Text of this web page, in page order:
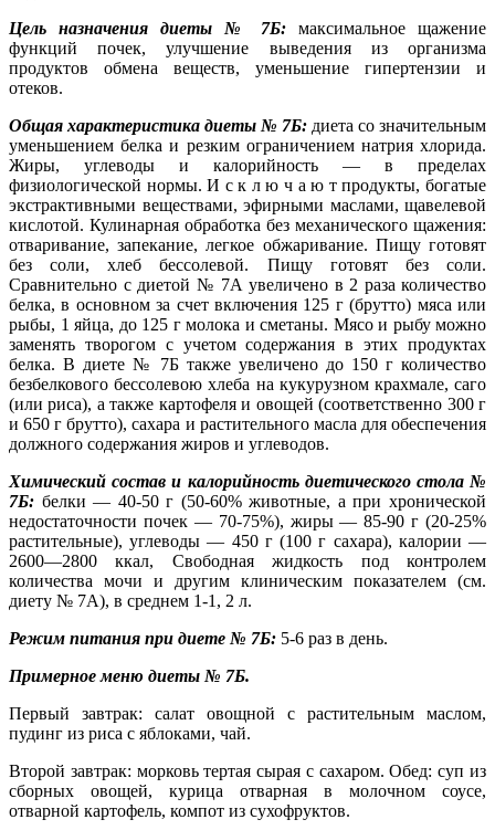
Цель назначения диеты № 7Б: максимальное щажение
функций почек, улучшение выведения из организма
продуктов обмена веществ, уменьшение гипертензии и
отеков.
Общая характеристика диеты № 7Б: диета со значительным
уменьшением белка и резким ограничением натрия хлорида.
Жиры, углеводы и калорийность — в пределах
физиологической нормы. И с к л ю ч а ю т продукты, богатые
экстрактивными веществами, эфирными маслами, щавелевой
кислотой. Кулинарная обработка без механического щажения:
отваривание, запекание, легкое обжаривание. Пищу готовят
без соли, хлеб бессолевой. Пищу готовят без соли.
Сравнительно с диетой № 7А увеличено в 2 раза количество
белка, в основном за счет включения 125 г (брутто) мяса или
рыбы, 1 яйца, до 125 г молока и сметаны. Мясо и рыбу можно
заменять творогом с учетом содержания в этих продуктах
белка. В диете № 7Б также увеличено до 150 г количество
безбелкового бессолевою хлеба на кукурузном крахмале, саго
(или риса), а также картофеля и овощей (соответственно 300 г
и 650 г брутто), сахара и растительного масла для обеспечения
должного содержания жиров и углеводов.
Химический состав и калорийность диетического стола №
7Б: белки — 40-50 г (50-60% животные, а при хронической
недостаточности почек — 70-75%), жиры — 85-90 г (20-25%
растительные), углеводы — 450 г (100 г сахара), калории —
2600—2800 ккал, Свободная жидкость под контролем
количества мочи и другим клиническим показателем (см.
диету № 7А), в среднем 1-1, 2 л.
Режим питания при диете № 7Б: 5-6 раз в день.
Примерное меню диеты № 7Б.
Первый завтрак: салат овощной с растительным маслом,
пудинг из риса с яблоками, чай.
Второй завтрак: морковь тертая сырая с сахаром. Обед: суп из
сборных овощей, курица отварная в молочном соусе,
отварной картофель, компот из сухофруктов.